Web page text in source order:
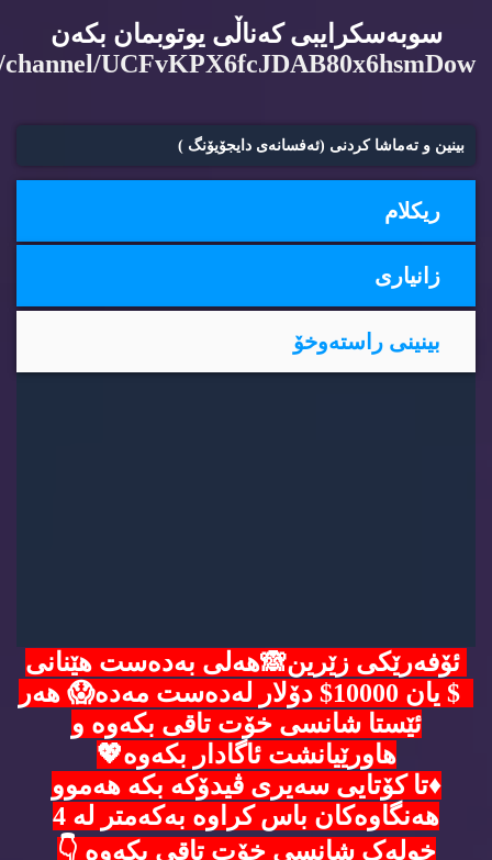
سوبه‌سكرایبی كه‌ناڵی یوتوبمان بكه‌ن
UCFvKPX6fcJDAB80x6hsmDow
بینین و ته‌ماشا كردنی (ئه‌فسانه‌ی دایجۆیۆنگ )
ریكلام
زانیاری
بینینی راسته‌وخۆ
ئۆفەرێکی زێرین🙈هەلی بەدەست هێنانی
5$ یان 10000$ دۆلار لەدەست مەدە😱 هەر
ئێستا شانسی خۆت تاقی بکەوە و
هاورێیانشت ئاگادار بکەوە💖
♦️تا کۆتایی سەیری ڤیدۆکە بکە هەموو
هەنگاوەکان باس کراوە بەکەمتر لە 4
خولەک شانسی خۆت تاقی بکەوە 👇